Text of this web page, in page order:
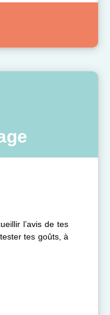
l’avis de tes
tes goûts, à